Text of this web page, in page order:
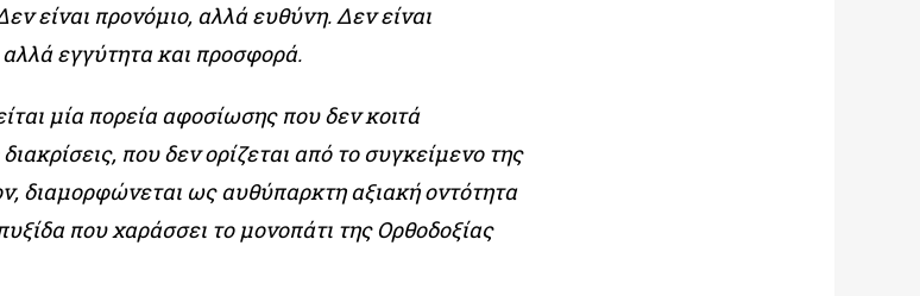
είναι προνόμιο, αλλά ευθύνη. Δεν είναι
εγγύτητα και προσφορά.
μία πορεία αφοσίωσης που δεν κοιτά
που δεν ορίζεται από το συγκείμενο της
διαμορφώνεται ως αυθύπαρκτη αξιακή οντότητα
που χαράσσει το μονοπάτι της Ορθοδοξίας